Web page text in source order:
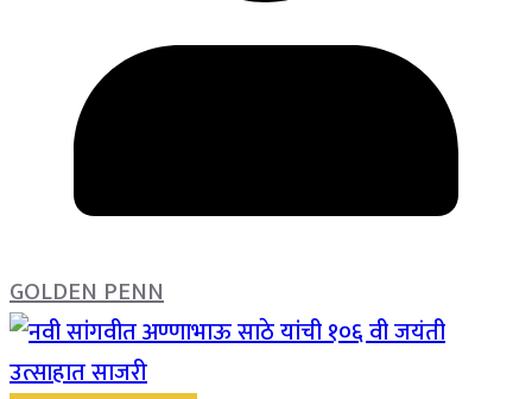
GOLDEN PENN